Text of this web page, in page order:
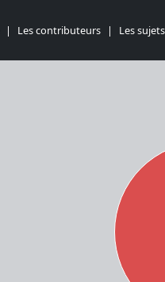
| Les contributeurs | Les sujets